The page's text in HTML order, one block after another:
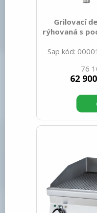
Grilovací
rýhovaná s
Sap kód:
netto [mm]:
60.00 Šířka
1110
spotřebiče:
typ zařízení:
prvků:
76
62